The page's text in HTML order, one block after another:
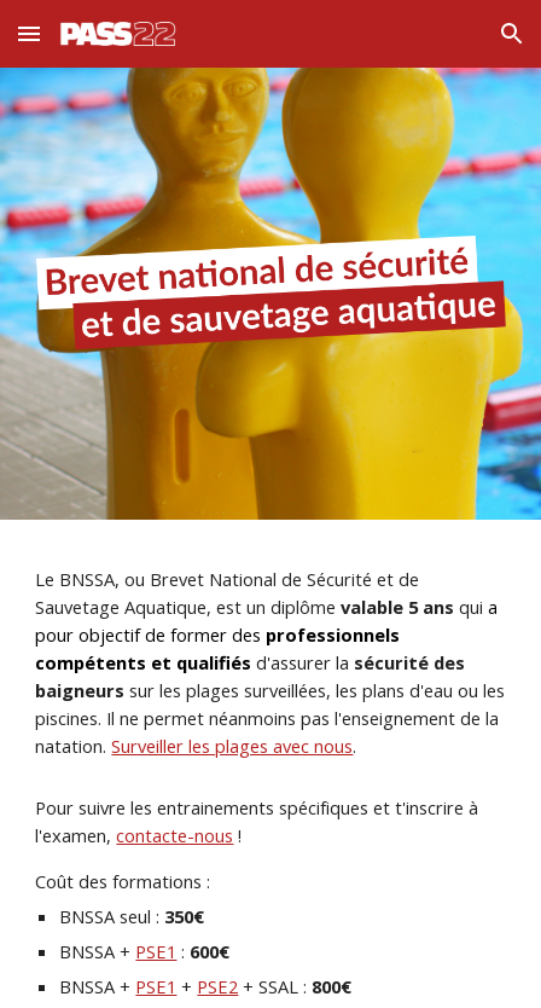
Skip to main content Skip to navigation
Le BNSSA, ou Brevet National de Sécurité et de
Sauvetage Aquatique, est un diplômevalable 5 ans quia
pour objectif de former des professionnels
compétents et qualifiés d'assurer la sécurité des
baigneurs sur les plages surveillées, les plans d'eau ou les
piscines. Il ne permet néanmoins pas l'enseignement de la
natation.Surveiller les plages avec nous.
Poursuivre les entrainements spécifiques et t'inscrire à
l'examen,contacte-nous !
Coût des formations :
BNSSA seul : 350€
BNSSA + PSE1 : 600€
BNSSA + PSE1 + PSE2 + SSAL : 800€